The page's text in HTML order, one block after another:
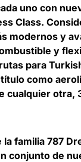
uno con
Class.
modernos y
y
para
como
cualquier otra,
familia 787
conjunto de